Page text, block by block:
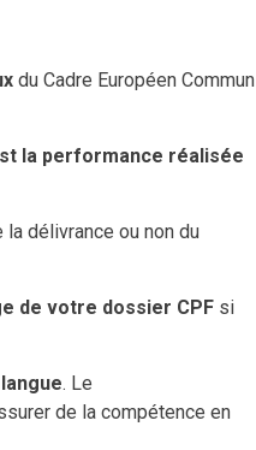
du Cadre Européen Commun
la performance réalisée
délivrance ou non du
de votre dossier CPF si
. Le
de la compétence en